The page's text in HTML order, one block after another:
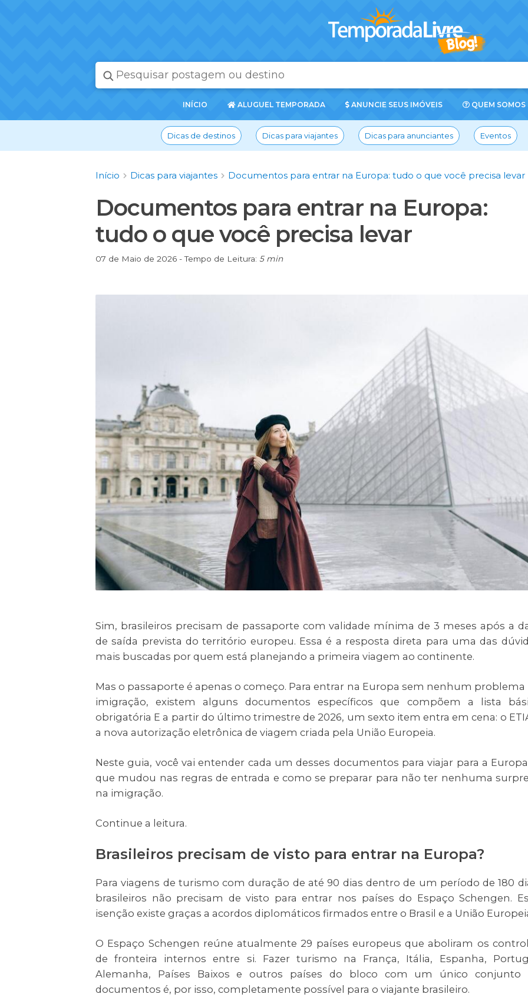
PÁGINA
INÍCIO ALUGUEL TEMPORADA ANUNCIE SEUS IMÓVEIS QUEM SOMOS
Dicas de destinos Dicas para viajantes Dicas para anunciantes Eventos
Início Dicas para viajantes Documentos para entrar na Europa: tudo o que você precisa levar
Documentos para entrar na Europa:
tudo o que você precisa levar
07 de Maio de 2026 - Tempo de Leitura: 5 min
Sim, brasileiros precisam de passaporte com validade mínima de 3 meses após a
de saída prevista do território europeu. Essa é a resposta direta para uma das
mais buscadas por quem está planejando a primeira viagem ao continente.
Mas o passaporte é apenas o começo. Para entrar na Europa sem nenhum problema
imigração, existem alguns documentos específicos que compõem a lista
obrigatória E a partir do último trimestre de 2026, um sexto item entra em cena: o
a nova autorização eletrônica de viagem criada pela União Europeia.
Neste guia, você vai entender cada um desses documentos para viajar para a
que mudou nas regras de entrada e como se preparar para não ter nenhuma
na imigração.
Continue a leitura.
Brasileiros precisam de visto para entrar na Europa?
Para viagens de turismo com duração de até 90 dias dentro de um período de 180
brasileiros não precisam de visto para entrar nos países do Espaço Schengen.
isenção existe graças a acordos diplomáticos firmados entre o Brasil e a União
O Espaço Schengen reúne atualmente 29 países europeus que aboliram os
de fronteira internos entre si. Fazer turismo na França, Itália, Espanha,
Alemanha, Países Baixos e outros países do bloco com um único conjunto
documentos é, por isso, completamente possível para o viajante brasileiro.